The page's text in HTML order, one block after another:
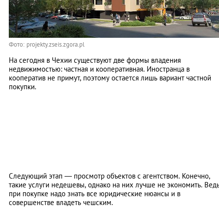
Фото: projekty.zseis.zgora.pl
На сегодня в Чехии существуют две формы владения
недвижимостью: частная и кооперативная. Иностранца в
кооператив не примут, поэтому остается лишь вариант частной
покупки.
Следующий этап — просмотр объектов с агентством. Конечно,
такие услуги недешевы, однако на них лучше не экономить.
при покупке надо знать все юридические нюансы и в
совершенстве владеть чешским.